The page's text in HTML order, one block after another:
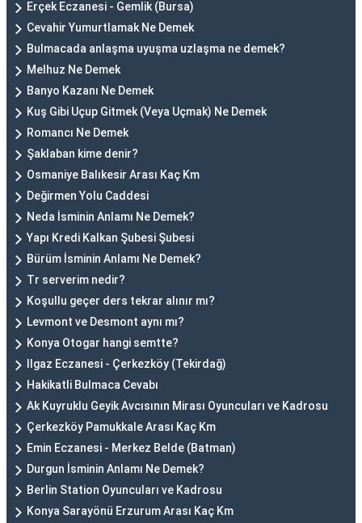
Erçek Eczanesi - Gemlik (Bursa)
Cevahir Yumurtlamak Ne Demek
Bulmacada anlaşma uyuşma uzlaşma ne demek?
Melhuz Ne Demek
Banyo Kazanı Ne Demek
Kuş Gibi Uçup Gitmek (Veya Uçmak) Ne Demek
Romancı Ne Demek
Şaklaban kime denir?
Osmaniye Balıkesir Arası Kaç Km
Değirmen Yolu Caddesi
Neda İsminin Anlamı Ne Demek?
Yapı Kredi Kalkan Şubesi Şubesi
Bürüm İsminin Anlamı Ne Demek?
Tr serverim nedir?
Koşullu geçer ders tekrar alınır mı?
Levmont ve Desmont aynı mı?
Konya Otogar hangi semtte?
Ilgaz Eczanesi - Çerkezköy (Tekirdağ)
Hakikatli Bulmaca Cevabı
Ak Kuyruklu Geyik Avcısının Mirası Oyuncuları ve Kadrosu
Çerkezköy Pamukkale Arası Kaç Km
Emin Eczanesi - Merkez Belde (Batman)
Durgun İsminin Anlamı Ne Demek?
Berlin Station Oyuncuları ve Kadrosu
Konya Sarayönü Erzurum Arası Kaç Km